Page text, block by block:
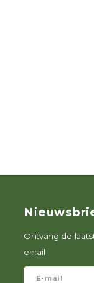
Ontvang de
email